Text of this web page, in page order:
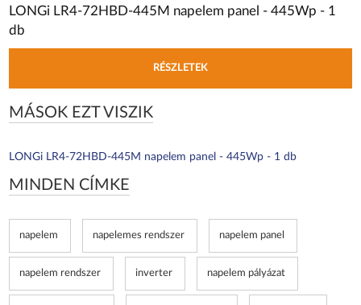
LONGi LR4-72HBD-445M napelem panel - 445Wp - 1
db
RÉSZLETEK
MÁSOK EZT VISZIK
LONGi LR4-72HBD-445M napelem panel - 445Wp - 1 db
MINDEN CÍMKE
napelem napelemes rendszer napelem panel
napelem rendszer inverter napelem pályázat